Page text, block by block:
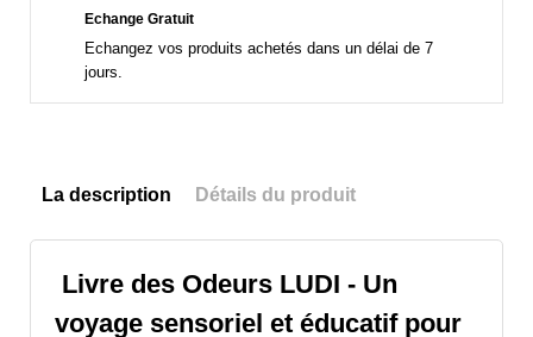
Echange Gratuit
Echangez vos produits achetés dans un délai de 7
jours.
La description Détails du produit
Livre des Odeurs LUDI - Un
voyage sensoriel et éducatif pour